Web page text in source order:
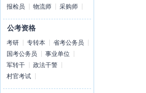
报检员
物流师 采购师
公考资格
考研 专转本
省考公务员
国考公务员
事业单位
军转干
政法干警
村官考试